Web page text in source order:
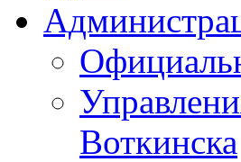
Воткинска